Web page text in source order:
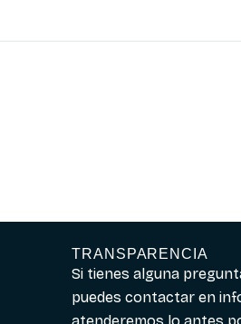
TRANSPARENCIA
Si tienes alguna
puedes contactar en